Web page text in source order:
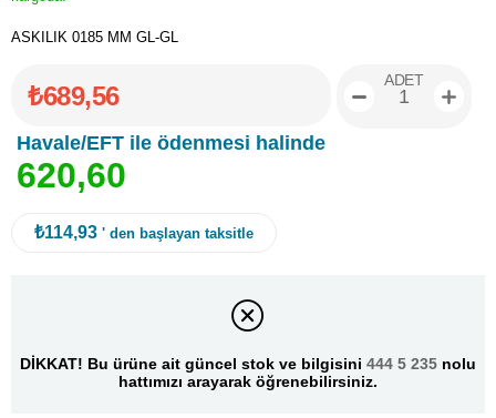
ASKILIK 0185 MM GL-GL
₺689,56
Havale/EFT ile ödenmesi halinde
620,60
ADET
₺114,93 ' den başlayan taksitle
DİKKAT! Bu ürüne ait güncel stok ve bilgisini 444 5 235 nolu
hattımızı arayarak öğrenebilirsiniz.